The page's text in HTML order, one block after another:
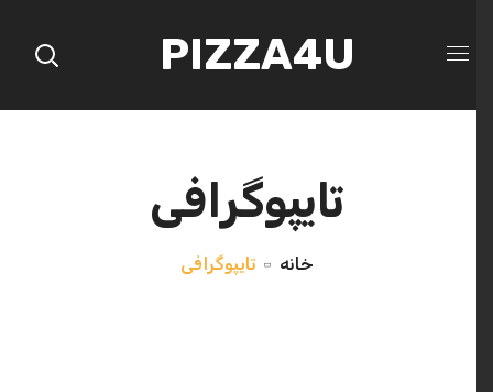
PIZZA4U
تایپوگرافی
خانه تایپوگرافی